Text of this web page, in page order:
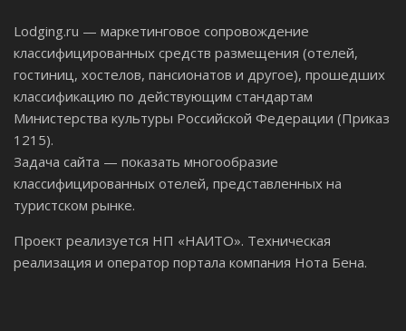
Lodging.ru — маркетинговое сопровождение
классифицированных средств размещения (отелей,
гостиниц, хостелов, пансионатов и другое), прошедших
классификацию по действующим стандартам
Министерства культуры Российской Федерации (Приказ
1215).
Задача сайта — показать многообразие
классифицированных отелей, представленных на
туристском рынке.
Проект реализуется НП «НАИТО». Техническая
реализация и оператор портала компания Нота Бена.